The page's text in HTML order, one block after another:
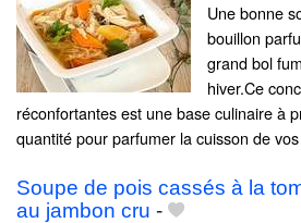
Une bonne
bouillon
grand bol
hiver.Ce
réconfortantes est une base culinaire à
quantité pour parfumer la cuisson de
Soupe de pois cassés à la
au jambon cru -